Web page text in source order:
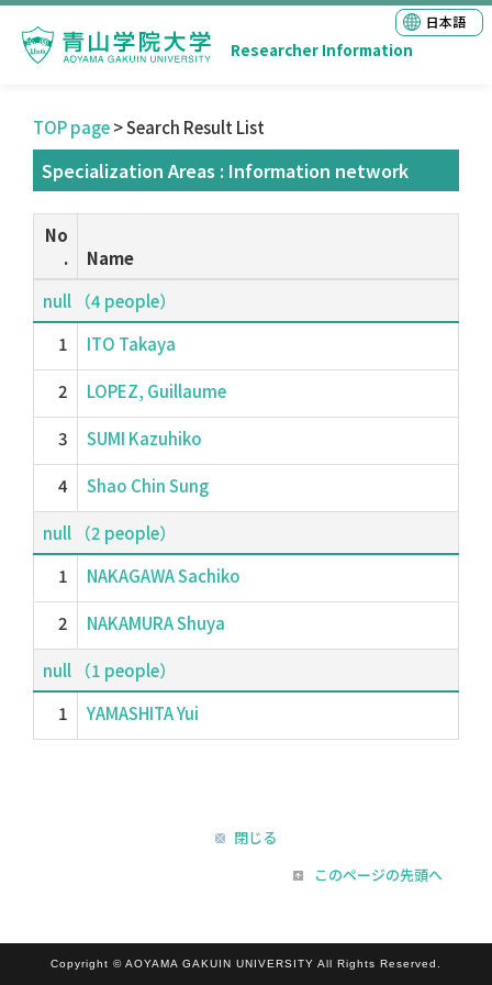
Researcher Information
日本語
TOP page> Search Result List
Specialization Areas : Information network
No
.
Name
null （4 people）
1
ITO Takaya
2 LOPEZ, Guillaume
3 SUMI Kazuhiko
4 Shao Chin Sung
null （2 people）
1
NAKAGAWA Sachiko
2 NAKAMURA Shuya
null （1 people）
1
YAMASHITA Yui
閉じる
このページの先頭へ
Copyright © AOYAMA GAKUIN UNIVERSITY All Rights Reserved.